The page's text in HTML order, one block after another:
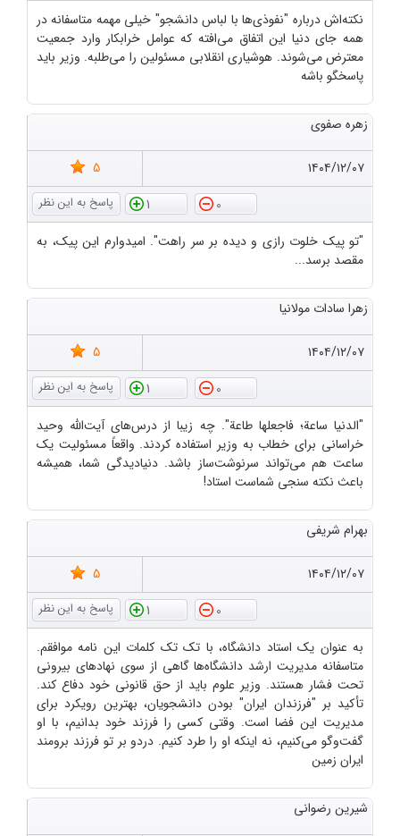
نکته‌اش درباره "نفوذی‌ها با لباس دانشجو" خیلی مهمه متاسفانه در
همه جای دنیا این اتفاق می‌افته که عوامل خرابکار وارد جمعیت
معترض می‌شوند. هوشیاری انقلابی مسئولین را می‌طلبه. وزیر باید
پاسخگو باشه
زهره صفوی
۱۴۰۴/۱۲/۰۷
5
0
1
"تو پیک خلوت رازی و دیده بر سر راهت". امیدوارم این پیک، به
مقصد برسد...
زهرا سادات مولانیا
۱۴۰۴/۱۲/۰۷
5
0
1
"الدنیا ساعة؛ فاجعلها طاعة". چه زیبا از درس‌های آیت‌الله وحید
خراسانی برای خطاب به وزیر استفاده کردند. واقعاً مسئولیت یک
ساعت هم می‌تواند سرنوشت‌ساز باشد. دنیادیدگی شما، همیشه
باعث نکته سنجی شماست استاد!
بهرام شریفی
۱۴۰۴/۱۲/۰۷
5
0
1
به عنوان یک استاد دانشگاه، با تک تک کلمات این نامه موافقم.
متاسفانه مدیریت ارشد دانشگاه‌ها گاهی از سوی نهادهای بیرونی
تحت فشار هستند. وزیر علوم باید از حق قانونی خود دفاع کند.
تأکید بر "فرزندان ایران" بودن دانشجویان، بهترین رویکرد برای
مدیریت این فضا است. وقتی کسی را فرزند خود بدانیم، با او
گفت‌وگو می‌کنیم، نه اینکه او را طرد کنیم. دردو بر تو فرزند برومند
ایران زمین
شیرین رضوانی